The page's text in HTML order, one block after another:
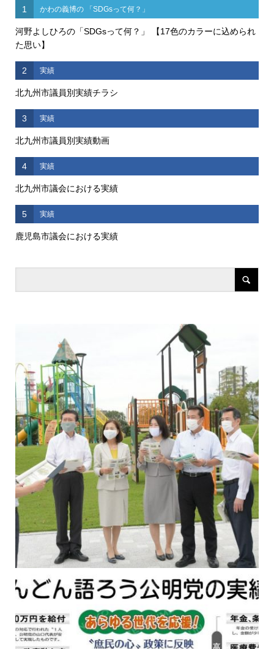
1 かわの義博の 「SDGsって何？」
河野よしひろの「SDGsって何？」 【17色のカラーに込められ
た思い】
2 実績
北九州市議員別実績チラシ
3 実績
北九州市議員別実績動画
4 実績
北九州市議会における実績
5 実績
鹿児島市議会における実績